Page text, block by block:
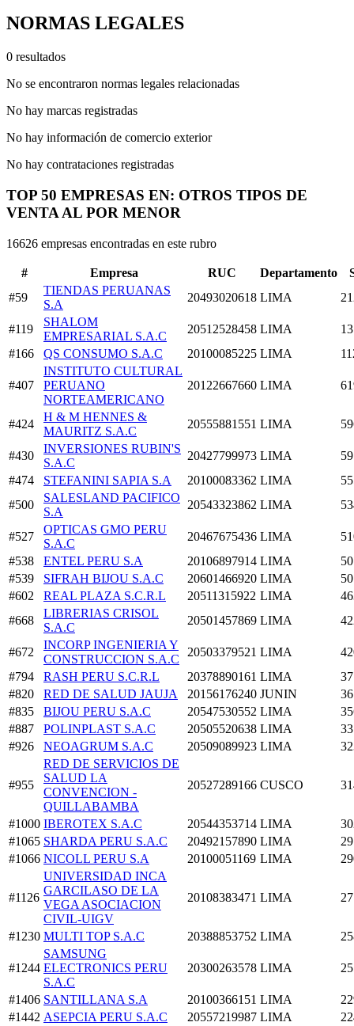
NORMAS LEGALES
0 resultados
No se encontraron normas legales relacionadas
No hay marcas registradas
No hay información de comercio exterior
No hay contrataciones registradas
TOP 50 EMPRESAS EN: OTROS TIPOS DE
VENTA AL POR MENOR
16626 empresas encontradas en este rubro
# Empresa RUC Departamento
#59
TIENDAS PERUANAS
S.A
20493020618 LIMA
#119
SHALOM
EMPRESARIAL S.A.C
20512528458 LIMA
#166
QS CONSUMO S.A.C 20100085225 LIMA
#407
INSTITUTO CULTURAL
PERUANO
NORTEAMERICANO
20122667660 LIMA
#424
H & M HENNES &
MAURITZ S.A.C
20555881551 LIMA
#430
INVERSIONES RUBIN'S
S.A.C
20427799973 LIMA
#474
STEFANINI SAPIA S.A 20100083362 LIMA
#500
SALESLAND PACIFICO
S.A
20543323862 LIMA
#527
OPTICAS GMO PERU
S.A.C
20467675436 LIMA
#538
ENTEL PERU S.A 20106897914 LIMA
#539
SIFRAH BIJOU S.A.C 20601466920 LIMA
#602
REAL PLAZA S.C.R.L 20511315922 LIMA
#668
LIBRERIAS CRISOL
S.A.C
20501457869 LIMA
#672
INCORP INGENIERIA Y
CONSTRUCCION S.A.C
20503379521 LIMA
#794
RASH PERU S.C.R.L 20378890161 LIMA
#820
RED DE SALUD JAUJA 20156176240 JUNIN
#835
BIJOU PERU S.A.C 20547530552 LIMA
#887
POLINPLAST S.A.C 20505520638 LIMA
#926
NEOAGRUM S.A.C 20509089923 LIMA
#955
RED DE SERVICIOS DE
SALUD LA
CONVENCION -
QUILLABAMBA
20527289166 CUSCO
#1000 IBEROTEX S.A.C 20544353714 LIMA
#1065 SHARDA PERU S.A.C 20492157890 LIMA
#1066 NICOLL PERU S.A 20100051169 LIMA
#1126
UNIVERSIDAD INCA
GARCILASO DE LA
VEGA ASOCIACION
CIVIL-UIGV
20108383471 LIMA
#1230 MULTI TOP S.A.C 20388853752 LIMA
#1244
SAMSUNG
ELECTRONICS PERU
S.A.C
20300263578 LIMA
#1406 SANTILLANA S.A 20100366151 LIMA
#1442 ASEPCIA PERU S.A.C 20557219987 LIMA